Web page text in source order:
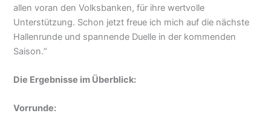
allen voran den Volksbanken, für ihre wertvolle
Unterstützung. Schon jetzt freue ich mich auf die nächste
Hallenrunde und spannende Duelle in der kommenden
Saison.“
Die Ergebnisse im Überblick:
Vorrunde: